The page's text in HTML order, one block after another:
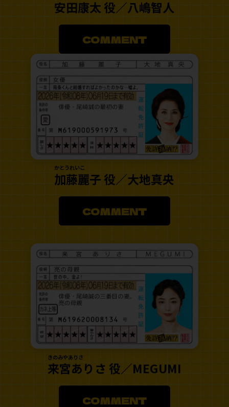
安田康太 役／八嶋智人
COMMENT
かとうれいこ
加藤麗子 役／大地真央
COMMENT
きのみやありさ
来宮ありさ 役／MEGUMI
COMMENT